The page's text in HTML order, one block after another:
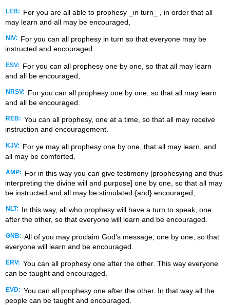
LEB:
For you are all able to prophesy _in turn_ , in order that all
may learn and all may be encouraged,
NIV:
For you can all prophesy in turn so that everyone may be
instructed and encouraged.
ESV:
For you can all prophesy one by one, so that all may learn
and all be encouraged,
NRSV:
For you can all prophesy one by one, so that all may learn
and all be encouraged.
REB: You can all prophesy, one at a time, so that all may receive
instruction and encouragement.
KJV:
For ye may all prophesy one by one, that all may learn, and
all may be comforted.
AMP:
For in this way you can give testimony [prophesying and thus
interpreting the divine will and purpose] one by one, so that all may
be instructed and all may be stimulated {and} encouraged;
NLT:
In this way, all who prophesy will have a turn to speak, one
after the other, so that everyone will learn and be encouraged.
GNB: All of you may proclaim God's message, one by one, so that
everyone will learn and be encouraged.
ERV: You can all prophesy one after the other. This way everyone
can be taught and encouraged.
EVD: You can all prophesy one after the other. In that way all the
people can be taught and encouraged.